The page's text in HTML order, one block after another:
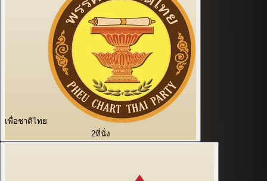
เพื่อชาติไทย
2ที่นั่ง